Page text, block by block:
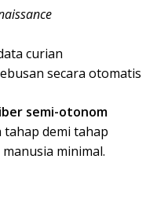
curian
secara otomatis
semi-otonom
demi tahap
minimal.